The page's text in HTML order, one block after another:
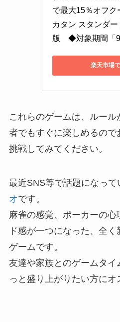
で最大15％オフク
カタン スタンダ
版　◆対象期間「
楽天市場
これらのゲームは、ルー
者でもすぐに楽しめるので
挑戦してみてください。
最近SNS等で話題になって
オです。
麻雀の感覚、ポーカーの
ド感が一つになった、全
ゲームです。
友達や家族とのゲームタイ
っと盛り上がりたい方にオ